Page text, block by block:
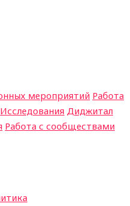
мероприятий Работа
Исследования Диджитал
Работа с сообществами